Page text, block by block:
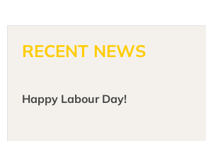
RECENT NEWS
Happy Labour Day!